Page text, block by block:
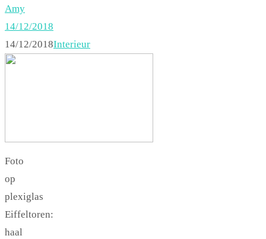
Amy
14/12/2018
14/12/2018Interieur
Foto
op
plexiglas
Eiffeltoren:
haal